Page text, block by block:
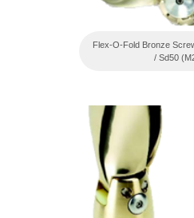
Flex-O-Fold Bronze
/ Sd50